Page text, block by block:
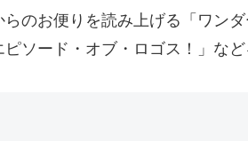
のお便りを読み上げる「ワン
ソード・オブ・ロゴス！」など